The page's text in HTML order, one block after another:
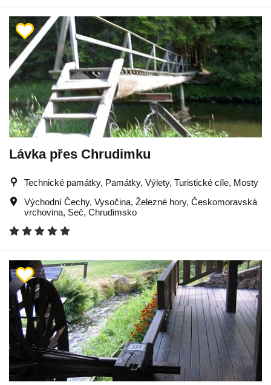
Lávka přes Chrudimku
Technické památky, Památky, Výlety, Turistické cíle, Mosty
Východní Čechy, Vysočina, Železné hory, Českomoravská
vrchovina, Seč, Chrudimsko